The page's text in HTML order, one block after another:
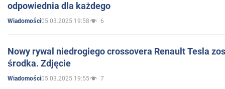
odpowiednia dla każdego
Wiadomości05.03.2025 19:58 6
Nowy rywal niedrogiego crossovera Renault Tesla
środka. Zdjęcie
Wiadomości05.03.2025 19:55 7